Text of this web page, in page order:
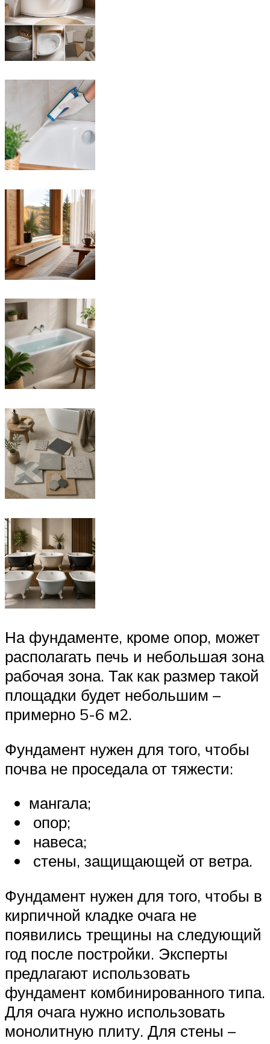
На фундаменте, кроме опор, может
располагать печь и небольшая зона
рабочая зона. Так как размер такой
площадки будет небольшим –
примерно 5-6 м2.
Фундамент нужен для того, чтобы
почва не проседала от тяжести:
мангала;
опор;
навеса;
стены, защищающей от ветра.
Фундамент нужен для того, чтобы в
кирпичной кладке очага не
появились трещины на следующий
год после постройки. Эксперты
предлагают использовать
фундамент комбинированного типа.
Для очага нужно использовать
монолитную плиту. Для стены –